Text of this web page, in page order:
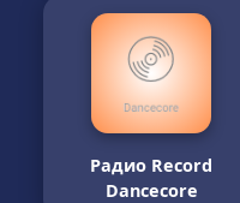
Радио Record
Dancecore